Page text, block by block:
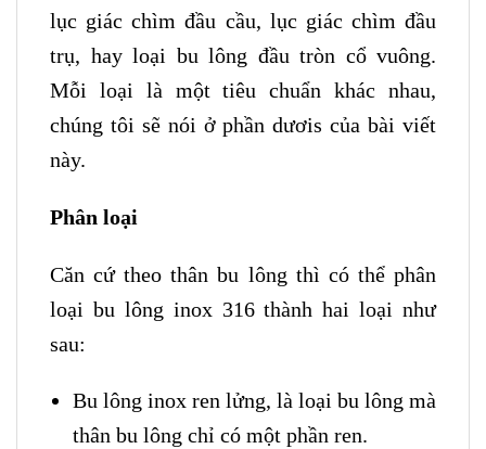
lục giác chìm đầu cầu, lục giác chìm đầu
trụ, hay loại bu lông đầu tròn cổ vuông.
Mỗi loại là một tiêu chuẩn khác nhau,
chúng tôi sẽ nói ở phần dươis của bài viết
này.
Phân loại
Căn cứ theo thân bu lông thì có thể phân
loại bu lông inox 316 thành hai loại như
sau:
Bu lông inox ren lửng, là loại bu lông mà
thân bu lông chỉ có một phần ren.